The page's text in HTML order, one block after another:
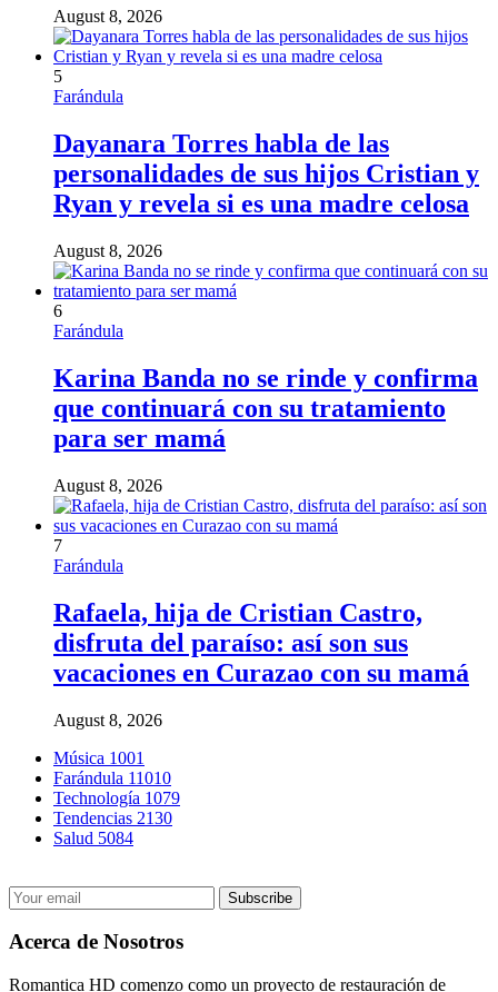
August 8, 2026
5
Farándula
Dayanara Torres habla de las
personalidades de sus hijos Cristian y
Ryan y revela si es una madre celosa
August 8, 2026
6
Farándula
Karina Banda no se rinde y confirma
que continuará con su tratamiento
para ser mamá
August 8, 2026
7
Farándula
Rafaela, hija de Cristian Castro,
disfruta del paraíso: así son sus
vacaciones en Curazao con su mamá
August 8, 2026
Música 1001
Farándula 11010
Technología 1079
Tendencias 2130
Salud 5084
Acerca de Nosotros
Romantica HD comenzo como un proyecto de restauración de